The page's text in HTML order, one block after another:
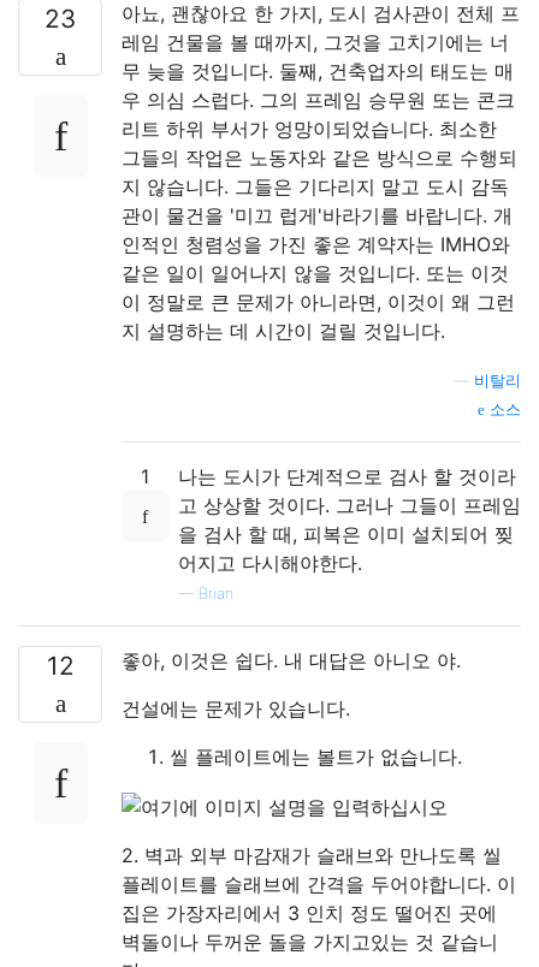
23
아뇨, 괜찮아요 한 가지, 도시 검사관이 전체 프
레임 건물을 볼 때까지, 그것을 고치기에는 너
무 늦을 것입니다. 둘째, 건축업자의 태도는 매
우 의심 스럽다. 그의 프레임 승무원 또는 콘크
리트 하위 부서가 엉망이되었습니다. 최소한
그들의 작업은 노동자와 같은 방식으로 수행되
지 않습니다. 그들은 기다리지 말고 도시 감독
관이 물건을 '미끄 럽게'바라기를 바랍니다. 개
인적인 청렴성을 가진 좋은 계약자는 IMHO와
같은 일이 일어나지 않을 것입니다. 또는 이것
이 정말로 큰 문제가 아니라면, 이것이 왜 그런
지 설명하는 데 시간이 걸릴 것입니다.
비탈리
소스
1
나는 도시가 단계적으로 검사 할 것이라
고 상상할 것이다. 그러나 그들이 프레임
을 검사 할 때, 피복은 이미 설치되어 찢
어지고 다시해야한다.
— Brian
12
좋아, 이것은 쉽다. 내 대답은 아니오 야.
건설에는 문제가 있습니다.
씰 플레이트에는 볼트가 없습니다.
2. 벽과 외부 마감재가 슬래브와 만나도록 씰
플레이트를 슬래브에 간격을 두어야합니다. 이
집은 가장자리에서 3 인치 정도 떨어진 곳에
벽돌이나 두꺼운 돌을 가지고있는 것 같습니